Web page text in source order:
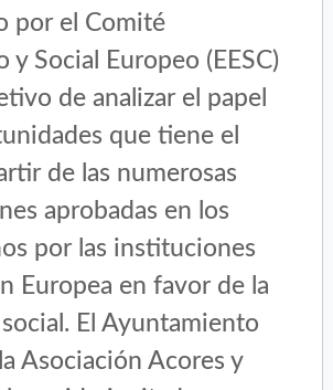
por el Comité
y Social Europeo (EESC)
de analizar el papel
que tiene el
de las numerosas
aprobadas en los
por las instituciones
Europea en favor de la
El Ayuntamiento
Asociación Acores y